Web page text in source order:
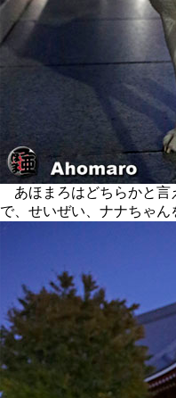
あほまろはどちらかと言
で、せいぜい、ナナちゃ